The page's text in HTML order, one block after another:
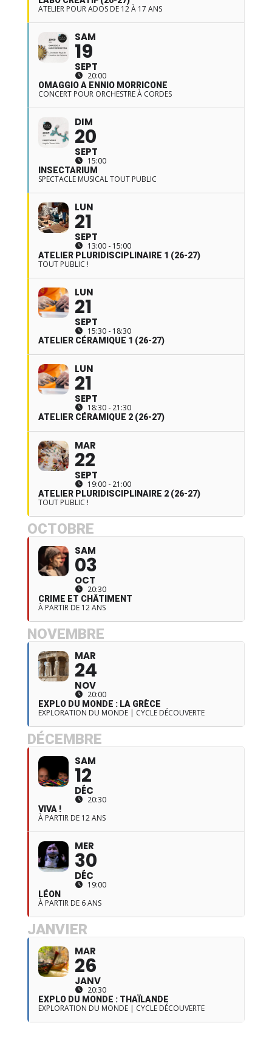
ATELIER POUR ADOS DE 12 À 17 ANS
SAM
19
SEPT
20:00
OMAGGIO A ENNIO MORRICONE
CONCERT POUR ORCHESTRE À CORDES
DIM
20
SEPT
15:00
INSECTARIUM
SPECTACLE MUSICAL TOUT PUBLIC
LUN
21
SEPT
13:00 - 15:00
ATELIER PLURIDISCIPLINAIRE 1 (26-27)
TOUT PUBLIC !
LUN
21
SEPT
15:30 - 18:30
ATELIER CÉRAMIQUE 1 (26-27)
LUN
21
SEPT
18:30 - 21:30
ATELIER CÉRAMIQUE 2 (26-27)
MAR
22
SEPT
19:00 - 21:00
ATELIER PLURIDISCIPLINAIRE 2 (26-27)
TOUT PUBLIC !
OCTOBRE
SAM
03
OCT
20:30
CRIME ET CHÂTIMENT
À PARTIR DE 12 ANS
NOVEMBRE
MAR
24
NOV
20:00
EXPLO DU MONDE : LA GRÈCE
EXPLORATION DU MONDE | CYCLE DÉCOUVERTE
DÉCEMBRE
SAM
12
DÉC
20:30
VIVA !
À PARTIR DE 12 ANS
MER
30
DÉC
19:00
LÉON
À PARTIR DE 6 ANS
JANVIER
MAR
26
JANV
20:30
EXPLO DU MONDE : THAÏLANDE
EXPLORATION DU MONDE | CYCLE DÉCOUVERTE